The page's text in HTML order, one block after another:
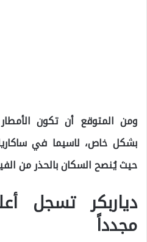
ومن المتوقع أن تكون
بشكل خاص، لاسيما في
حيث يُنصح السكان بالحذر من
دياربكر تسجل
مجدداً